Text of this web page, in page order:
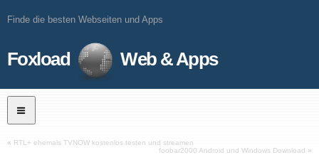
Finde die besten Webseiten und Apps
Foxload Web & Apps
« RTL+ ehemals TVNOW kostenlos testen und streamen
foobar2000 Android und Windows Download »